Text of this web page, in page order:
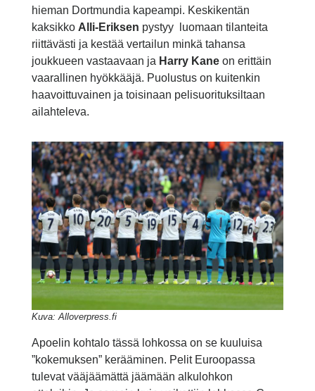
hieman Dortmundia kapeampi. Keskikentän
kaksikko Alli-Eriksen pystyy luomaan tilanteita
riittävästi ja kestää vertailun minkä tahansa
joukkueen vastaavaan ja Harry Kane on erittäin
vaarallinen hyökkääjä. Puolustus on kuitenkin
haavoittuvainen ja toisinaan pelisuorituksiltaan
ailahteleva.
Kuva: Alloverpress.fi
Apoelin kohtalo tässä lohkossa on se kuuluisa
”kokemuksen” kerääminen. Pelit Euroopassa
tulevat vääjäämättä jäämään alkulohkon